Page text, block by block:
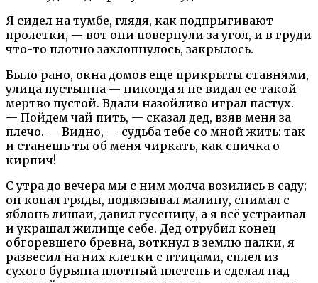
Я сидел на тумбе, глядя, как подпрыгивают
пролетки, — вот они повернули за угол, и в груди
что-то плотно захлопнулось, закрылось.
Было рано, окна домов еще прикрыты ставнями,
улица пустынна — никогда я не видал ее такой
мертво пустой. Вдали назойливо играл пастух.
— Пойдем чай пить, — сказал дед, взяв меня за
плечо. — Видно, — судьба тебе со мной жить: так
и станешь ты об меня чиркать, как спичка о
кирпич!
С утра до вечера мы с ним молча возились в саду;
он копал гряды, подвязывал малину, снимал с
яблонь лишаи, давил гусеницу, а я всё устраивал
и украшал жилище себе. Дед отрубил конец
обгоревшего бревна, воткнул в землю палки, я
развесил на них клетки с птицами, сплел из
сухого бурьяна плотный плетень и сделал над